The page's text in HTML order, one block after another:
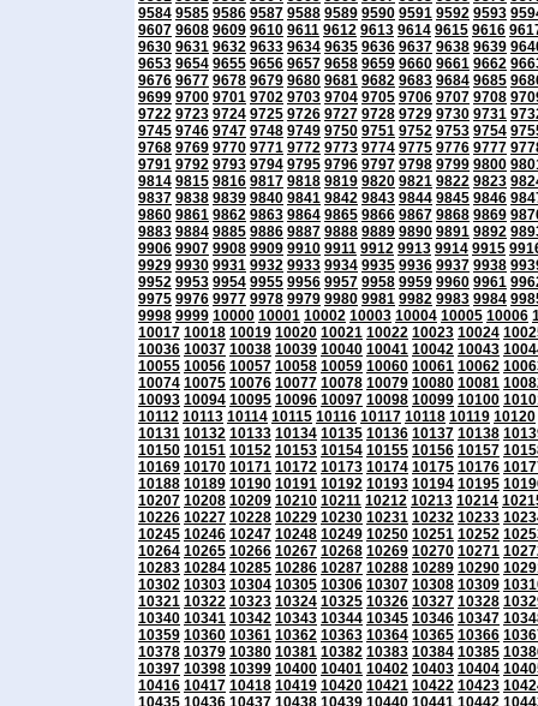
9584 9585 9586 9587 9588 9589 9590 9591 9592 9593
9607 9608 9609 9610 9611 9612 9613 9614 9615 9616
9630 9631 9632 9633 9634 9635 9636 9637 9638 9639
9653 9654 9655 9656 9657 9658 9659 9660 9661 9662
9676 9677 9678 9679 9680 9681 9682 9683 9684 9685
9699 9700 9701 9702 9703 9704 9705 9706 9707 9708
9722 9723 9724 9725 9726 9727 9728 9729 9730 9731
9745 9746 9747 9748 9749 9750 9751 9752 9753 9754
9768 9769 9770 9771 9772 9773 9774 9775 9776 9777
9791 9792 9793 9794 9795 9796 9797 9798 9799 9800
9814 9815 9816 9817 9818 9819 9820 9821 9822 9823
9837 9838 9839 9840 9841 9842 9843 9844 9845 9846
9860 9861 9862 9863 9864 9865 9866 9867 9868 9869
9883 9884 9885 9886 9887 9888 9889 9890 9891 9892
9906 9907 9908 9909 9910 9911 9912 9913 9914 9915
9929 9930 9931 9932 9933 9934 9935 9936 9937 9938
9952 9953 9954 9955 9956 9957 9958 9959 9960 9961
9975 9976 9977 9978 9979 9980 9981 9982 9983 9984
9998 9999 10000 10001 10002 10003 10004 10005 10006
10017 10018 10019 10020 10021 10022 10023 10024
10036 10037 10038 10039 10040 10041 10042 10043
10055 10056 10057 10058 10059 10060 10061 10062
10074 10075 10076 10077 10078 10079 10080 10081
10093 10094 10095 10096 10097 10098 10099 10100
10112 10113 10114 10115 10116 10117 10118 10119 10120
10131 10132 10133 10134 10135 10136 10137 10138
10150 10151 10152 10153 10154 10155 10156 10157
10169 10170 10171 10172 10173 10174 10175 10176
10188 10189 10190 10191 10192 10193 10194 10195
10207 10208 10209 10210 10211 10212 10213 10214
10226 10227 10228 10229 10230 10231 10232 10233
10245 10246 10247 10248 10249 10250 10251 10252
10264 10265 10266 10267 10268 10269 10270 10271
10283 10284 10285 10286 10287 10288 10289 10290
10302 10303 10304 10305 10306 10307 10308 10309
10321 10322 10323 10324 10325 10326 10327 10328
10340 10341 10342 10343 10344 10345 10346 10347
10359 10360 10361 10362 10363 10364 10365 10366
10378 10379 10380 10381 10382 10383 10384 10385
10397 10398 10399 10400 10401 10402 10403 10404
10416 10417 10418 10419 10420 10421 10422 10423
10435 10436 10437 10438 10439 10440 10441 10442